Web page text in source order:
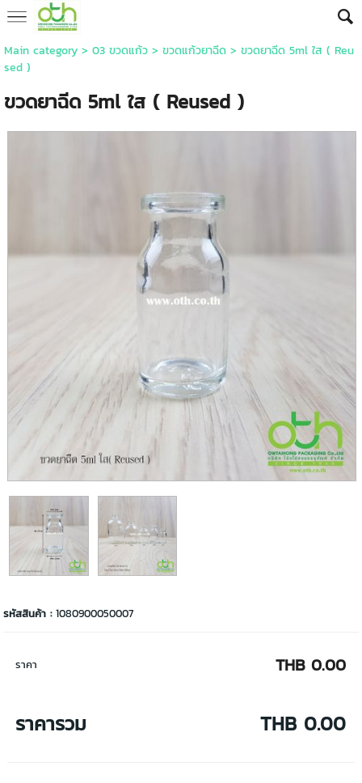
Main category> 03 ขวดแก้ว> ขวดแก้วยาฉีด > ขวดยาฉีด 5ml ใส ( Reu
sed )
ขวดยาฉีด 5ml ใส ( Reused )
รหัสสินค้า :1080900050007
ราคา THB 0.00
ราคารวม THB 0.00